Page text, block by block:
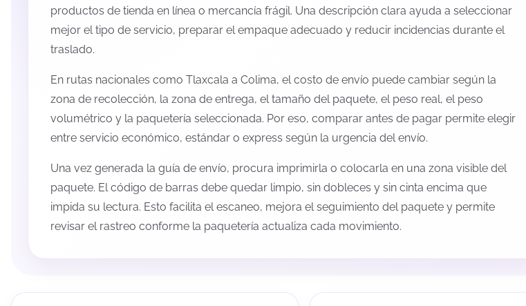
productos de tienda en línea o mercancía frágil. Una descripción clara ayuda a seleccionar
mejor el tipo de servicio, preparar el empaque adecuado y reducir incidencias durante el
traslado.
En rutas nacionales como Tlaxcala a Colima, el costo de envío puede cambiar según la
zona de recolección, la zona de entrega, el tamaño del paquete, el peso real, el peso
volumétrico y la paquetería seleccionada. Por eso, comparar antes de pagar permite elegir
entre servicio económico, estándar o express según la urgencia del envío.
Una vez generada la guía de envío, procura imprimirla o colocarla en una zona visible del
paquete. El código de barras debe quedar limpio, sin dobleces y sin cinta encima que
impida su lectura. Esto facilita el escaneo, mejora el seguimiento del paquete y permite
revisar el rastreo conforme la paquetería actualiza cada movimiento.